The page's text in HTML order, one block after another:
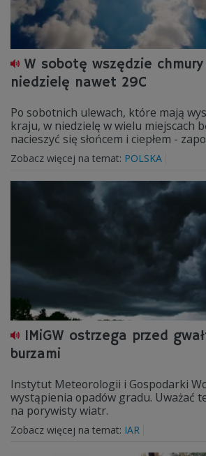
W sobotę wszędzie
niedzielę nawet 29C
Po sobotnich ulewach, które mają
kraju, w niedzielę w wielu miejscach
nacieszyć się słońcem i ciepłem -
Zobacz więcej na temat: POLSKA
IMiGW ostrzega przed
burzami
Instytut Meteorologii i Gospodarki
wystąpienia opadów gradu. Uważać
na porywisty wiatr.
Zobacz więcej na temat: IAR